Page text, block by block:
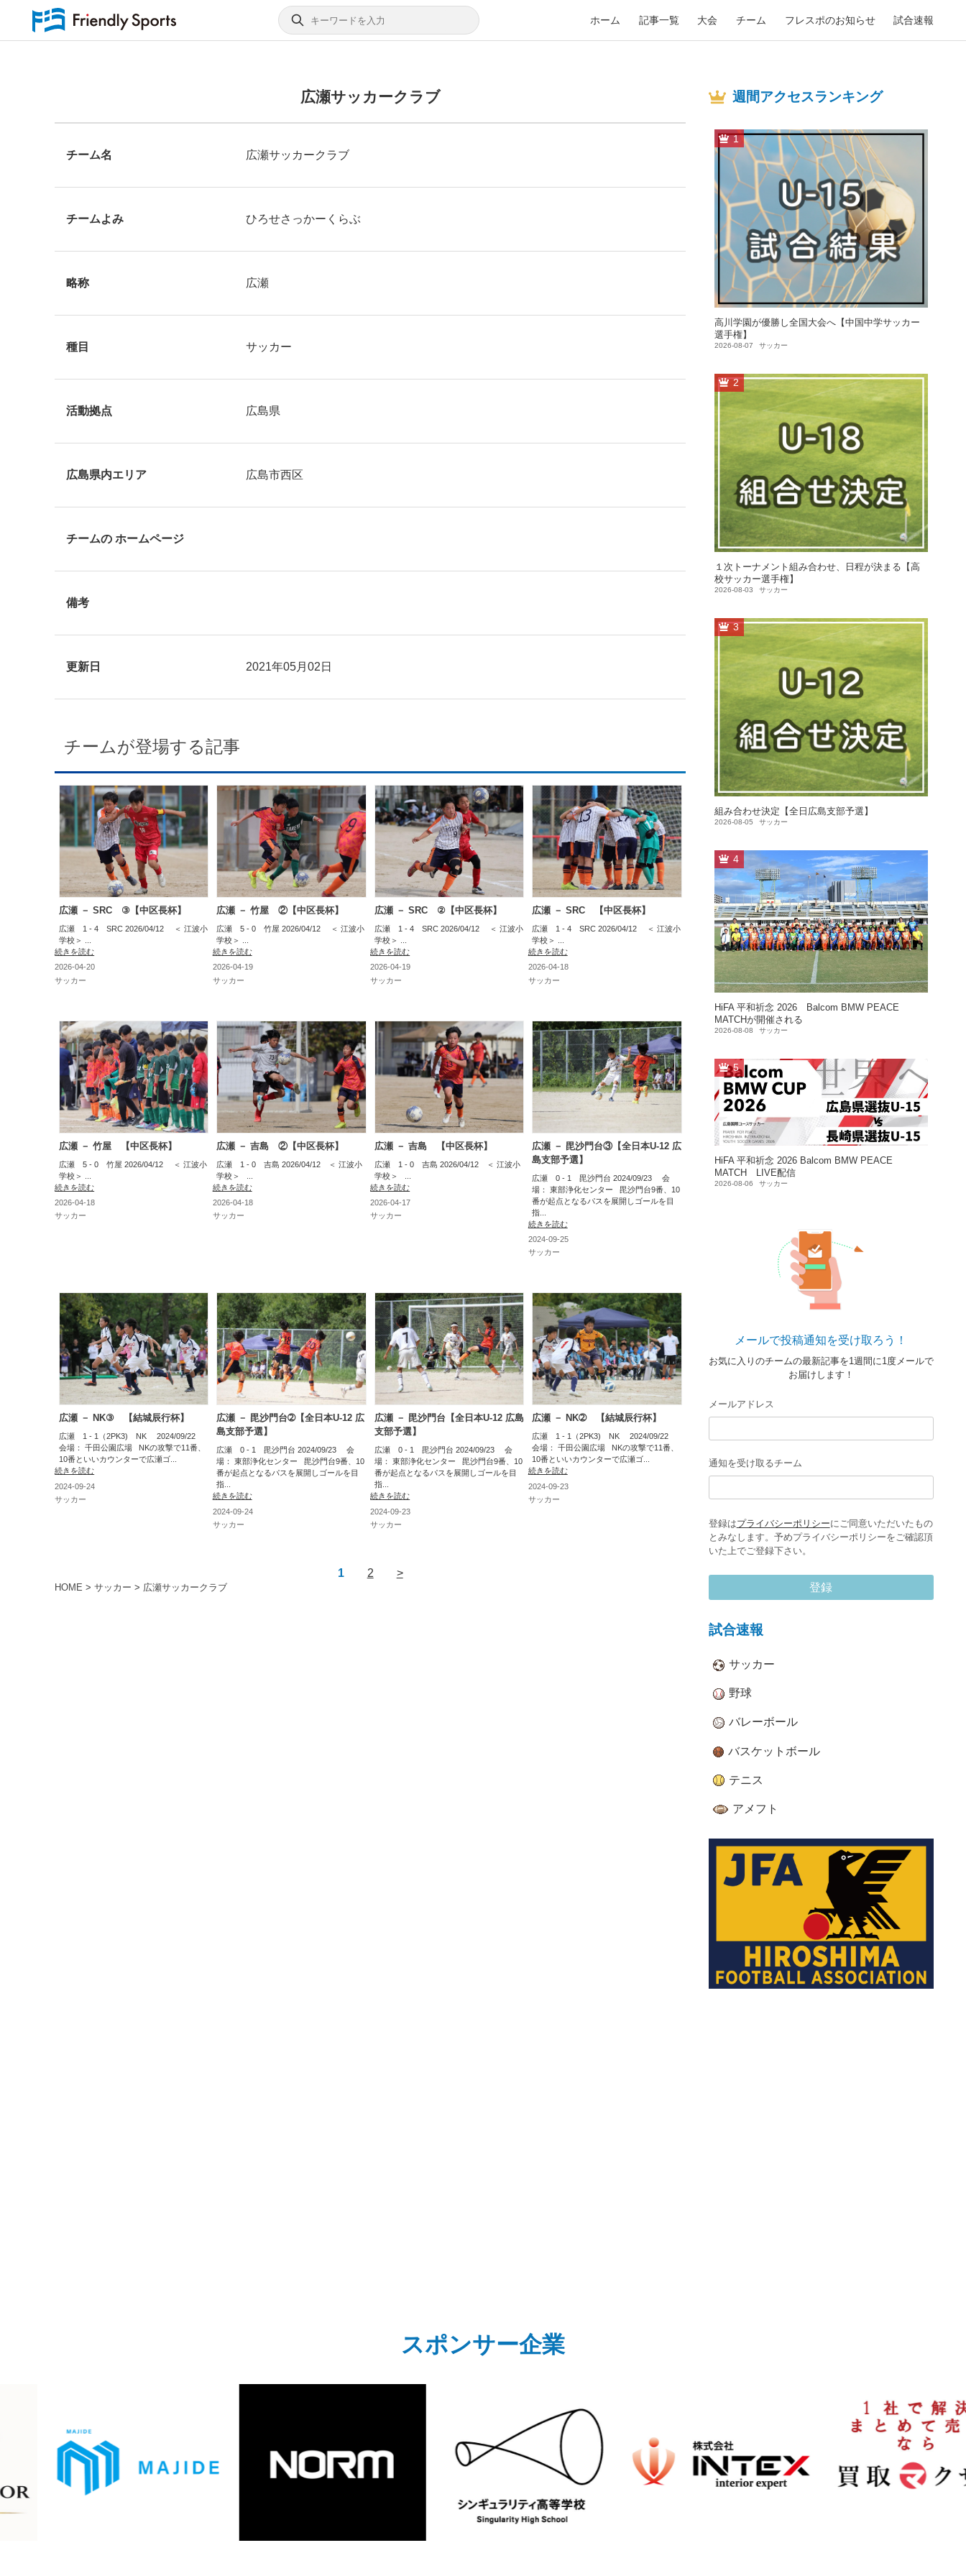
ホーム 記事一覧 大会 チーム フレスポのお知らせ 試合速報
HOME >サッカー > 広瀬サッカークラブ
広瀬サッカークラブ
チーム名 広瀬サッカークラブ
チームよみ ひろせさっかーくらぶ
略称 広瀬
種目 サッカー
活動拠点 広島県
広島県内エリア 広島市西区
チームの ホームページ
備考
更新日 2021年05月02日
チームが登場する記事
広瀬 － SRC ③【中区長杯】
広瀬 1 - 4 SRC 2026/04/12 ＜ 江波小
学校＞ ...
続きを読む
2026-04-20
サッカー
広瀬 － 竹屋 ②【中区長杯】
広瀬 5 - 0 竹屋 2026/04/12 ＜ 江波小
学校＞ ...
続きを読む
2026-04-19
サッカー
広瀬 － SRC ②【中区長杯】
広瀬 1 - 4 SRC 2026/04/12 ＜ 江波小
学校＞ ...
続きを読む
2026-04-19
サッカー
広瀬 － SRC 【中区長杯】
広瀬 1 - 4 SRC 2026/04/12 ＜ 江波小
学校＞ ...
続きを読む
2026-04-18
サッカー
広瀬 － 竹屋 【中区長杯】
広瀬 5 - 0 竹屋 2026/04/12 ＜ 江波小
学校＞ ...
続きを読む
2026-04-18
サッカー
広瀬 － 吉島 ②【中区長杯】
広瀬 1 - 0 吉島 2026/04/12 ＜ 江波小
学校＞ ...
続きを読む
2026-04-18
サッカー
広瀬 － 吉島 【中区長杯】
広瀬 1 - 0 吉島 2026/04/12 ＜ 江波小
学校＞ ...
続きを読む
2026-04-17
サッカー
広瀬 － 毘沙門台③【全日本U-12 広
島支部予選】
広瀬 0 - 1 毘沙門台 2024/09/23 会
場： 東部浄化センター 毘沙門台9番、10
番が起点となるパスを展開しゴールを目
指...
続きを読む
2024-09-25
サッカー
広瀬 － NK③ 【結城辰行杯】
広瀬 1 - 1（2PK3) NK 2024/09/22
会場： 千田公園広場 NKの攻撃で11番、
10番といいカウンターで広瀬ゴ...
続きを読む
2024-09-24
サッカー
広瀬 － 毘沙門台➁【全日本U-12 広
島支部予選】
広瀬 0 - 1 毘沙門台 2024/09/23 会
場： 東部浄化センター 毘沙門台9番、10
番が起点となるパスを展開しゴールを目
指...
続きを読む
2024-09-24
サッカー
広瀬 － 毘沙門台【全日本U-12 広島
支部予選】
広瀬 0 - 1 毘沙門台 2024/09/23 会
場： 東部浄化センター 毘沙門台9番、10
番が起点となるパスを展開しゴールを目
指...
続きを読む
2024-09-23
サッカー
広瀬 － NK➁ 【結城辰行杯】
広瀬 1 - 1（2PK3) NK 2024/09/22
会場： 千田公園広場 NKの攻撃で11番、
10番といいカウンターで広瀬ゴ...
続きを読む
2024-09-23
サッカー
1 2 >
週間アクセスランキング
1
高川学園が優勝し全国大会へ【中国中学サッカー
選手権】
2026-08-07 サッカー
2
１次トーナメント組み合わせ、日程が決まる【高
校サッカー選手権】
2026-08-03 サッカー
3
組み合わせ決定【全日広島支部予選】
2026-08-05 サッカー
4
HiFA 平和祈念 2026 Balcom BMW PEACE
MATCHが開催される
2026-08-08 サッカー
5
HiFA 平和祈念 2026 Balcom BMW PEACE
MATCH LIVE配信
2026-08-06 サッカー
メールで投稿通知を受け取ろう！
お気に入りのチームの最新記事を1週間に1度メールで
お届けします！
メールアドレス
通知を受け取るチーム
登録はプライバシーポリシーにご同意いただいたもの
とみなします。予めプライバシーポリシーをご確認頂
いた上でご登録下さい。
登録
試合速報
サッカー
野球
バレーボール
バスケットボール
テニス
アメフト
スポンサー企業